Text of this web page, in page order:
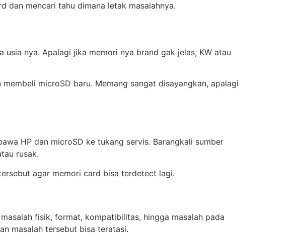
dan mencari tahu dimana letak masalahnya.
nya. Apalagi jika memori nya brand gak jelas, KW atau
microSD baru. Memang sangat disayangkan, apalagi
HP dan microSD ke tukang servis. Barangkali sumber
rusak.
agar memori card bisa terdetect lagi.
fisik, format, kompatibilitas, hingga masalah pada
masalah tersebut bisa teratasi.